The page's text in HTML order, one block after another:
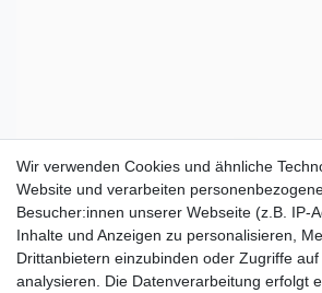
Wir verwenden Cookies und ähnliche
Website und verarbeiten
Besucher:innen unserer Webseite (z.B. IP-
Inhalte und Anzeigen zu personalisieren,
Drittanbietern einzubinden oder Zugriffe
analysieren. Die Datenverarbeitung erfolgt